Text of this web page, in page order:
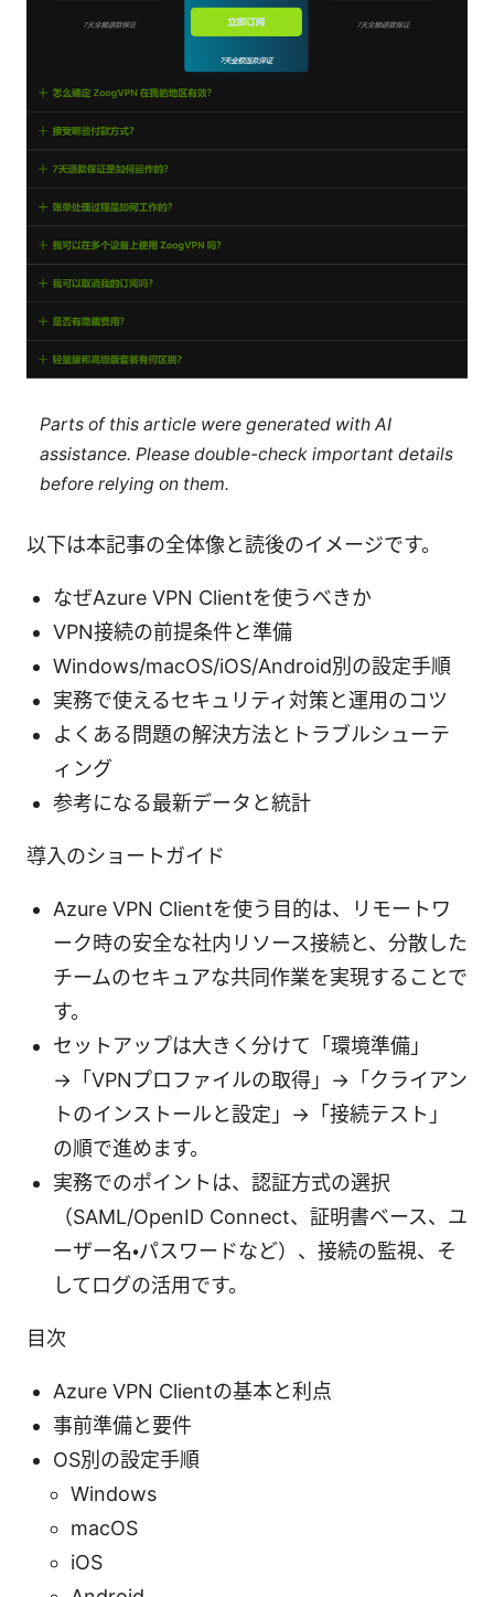
Parts of this article were generated with AI
assistance. Please double-check important details
before relying on them.
以下は本記事の全体像と読後のイメージです。
なぜAzure VPN Clientを使うべきか
VPN接続の前提条件と準備
Windows/macOS/iOS/Android別の設定手順
実務で使えるセキュリティ対策と運用のコツ
よくある問題の解決方法とトラブルシューテ
ィング
参考になる最新データと統計
導入のショートガイド
Azure VPN Clientを使う目的は、リモートワ
ーク時の安全な社内リソース接続と、分散した
チームのセキュアな共同作業を実現することで
す。
セットアップは大きく分けて「環境準備」
→「VPNプロファイルの取得」→「クライアン
トのインストールと設定」→「接続テスト」
の順で進めます。
実務でのポイントは、認証方式の選択
（SAML/OpenID Connect、証明書ベース、ユ
ーザー名・パスワードなど）、接続の監視、そ
してログの活用です。
目次
Azure VPN Clientの基本と利点
事前準備と要件
OS別の設定手順
Windows
macOS
iOS